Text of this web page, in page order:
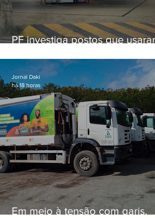
PF investiga postos que usaram
secretário morto em 2020
Em meio à tensão com garis,
Jornal Daki
há 18 horas